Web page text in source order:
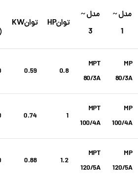
مدل ~
1
مدل ~
3
توانHP توانKW
MP
80/3A
MPT
80/3A
0.8
0.59
MP
100/4A
MPT
100/4A
1
0.74
MP
120/5A
MPT
120/5A
1.2
0.88